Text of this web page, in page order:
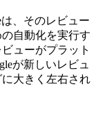
、そのレビュー
自動化を実行す
ューがプラット
が新しいレビュ
大きく左右され